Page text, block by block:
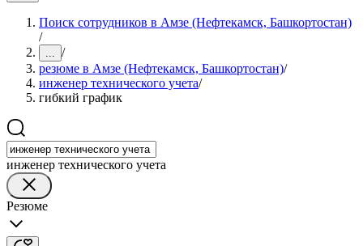
Поиск сотрудников в Амзе (Нефтекамск, Башкортостан)
/
... /
резюме в Амзе (Нефтекамск, Башкортостан)/
инженер технического учета/
гибкий график
инженер технического учета
Резюме